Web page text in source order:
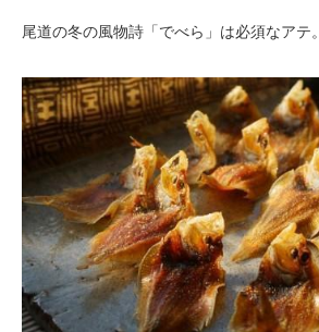
尾道の冬の風物詩「でべら」は必須なアテ。